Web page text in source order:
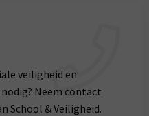
veiligheid en
Neem contact
School & Veiligheid.